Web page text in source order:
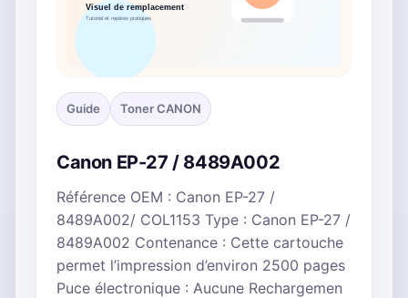
Guide Toner CANON
Canon EP-27 / 8489A002
Référence OEM : Canon EP-27 /
8489A002/ COL1153 Type : Canon EP-27 /
8489A002 Contenance : Cette cartouche
permet l’impression d’environ 2500 pages
Puce électronique : Aucune Rechargemen